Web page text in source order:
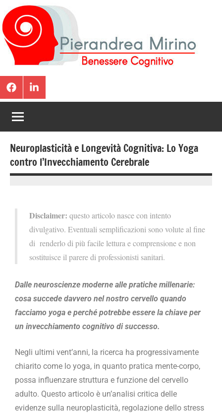
Pierandrea
Mirino
Psicologo
Neuropsicologo
Cognitivo
a
Neuroplasticità e Longevità Cognitiva: Lo Yoga
contro l’Invecchiamento Cerebrale
Disclaimer: questo articolo nasce con intento
divulgativo. Eventuali semplificazioni sono volute al fine
di renderlo di più facile lettura e comprensione e non
sostituisce il parere di professionisti sanitari.
Dalle neuroscienze moderne alle pratiche millenarie:
cosa succede davvero nel nostro cervello quando
facciamo yoga e perché potrebbe essere la chiave per
un invecchiamento cognitivo di successo.
Negli ultimi vent’anni, la ricerca ha progressivamente
chiarito come lo yoga, in quanto pratica mente-corpo,
possa influenzare struttura e funzione del cervello
adulto. Questo articolo è un’analisi critica delle
evidenze sulla neuroplasticità, regolazione dello stress